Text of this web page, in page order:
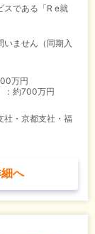
スである「R e就
いません（同期入
万円
：約700万円
社・京都支社・福
へ